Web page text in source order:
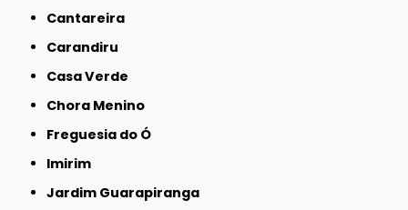
Cantareira
Carandiru
Casa Verde
Chora Menino
Freguesia do Ó
Imirim
Jardim Guarapiranga